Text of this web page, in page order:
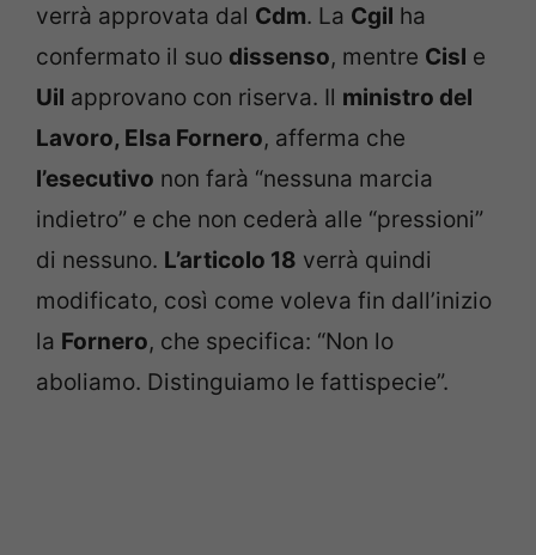
verrà approvata dal Cdm. La Cgil ha
confermato il suo dissenso, mentre Cisl e
Uil approvano con riserva. Il ministro del
Lavoro, Elsa Fornero, afferma che
l’esecutivo non farà “nessuna marcia
indietro” e che non cederà alle “pressioni”
di nessuno. L’articolo 18 verrà quindi
modificato, così come voleva fin dall’inizio
la Fornero, che specifica: “Non lo
aboliamo. Distinguiamo le fattispecie”.